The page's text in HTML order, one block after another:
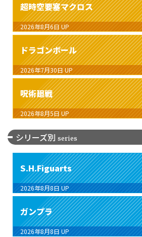
超時空要塞マクロス
2026年8月6日 UP
ドラゴンボール
2026年7月30日 UP
呪術廻戦
2026年8月5日 UP
シリーズ別 series
S.H.Figuarts
2026年8月8日 UP
ガンプラ
2026年8月8日 UP